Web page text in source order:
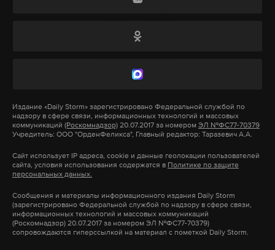
должности есть потолок», — продолжил Савельев.
Впрочем, как заявил Daily Storm заслуженный
года в «Аэрофлоте», ситуация в компании обстоит
иначе.
«Дело в том, что методы запугивания есть, и они
бывают разные. В том числе и административного
давления. Я сам отлетал 42 года в «Аэрофлоте» и
могу сказать, что подобное было уже не раз. Люди
уходят из-за социального пакета и в большей
Издание «Daily Storm» зарегистрировано Федеральной службой по
надзору в сфере связи, информационных технологий и массовых
коммуникаций (Роскомнадзор) 20.07.2017 за номером ЭЛ №ФС77-70379
Учредитель: ООО "ОрденФеликса", Главный редактор: Таразевич А.А.
Сайт использует IP адреса, cookie и данные геолокации пользователей
сайта, условия использования содержатся в Политике по защите
персональных данных.
Сообщения и материалы информационного издания Daily Storm
(зарегистрировано Федеральной службой по надзору в сфере связи,
информационных технологий и массовых коммуникаций
(Роскомнадзор) 20.07.2017 за номером ЭЛ №ФС77-70379)
сопровождаются гиперссылкой на материал с пометкой Daily Storm.